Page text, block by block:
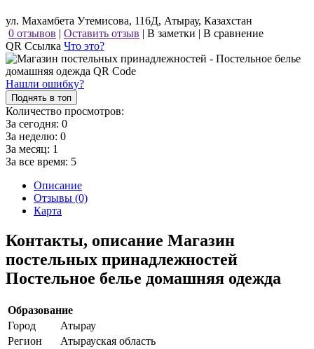
ул. Махамбета Утемисова, 116Д, Атырау, Казахстан
0 отзывов | Оставить отзыв | В заметки | В сравнение
QR Ссылка Что это?
Нашли ошибку?
Поднять в топ
Количество просмотров:
За сегодня: 0
За неделю: 0
За месяц: 1
За все время: 5
Описание
Отзывы (0)
Карта
Контакты, описание Магазин
постельных принадлежностей
Постельное белье домашняя одежда
Образование
Город
Атырау
Регион
Атырауская область